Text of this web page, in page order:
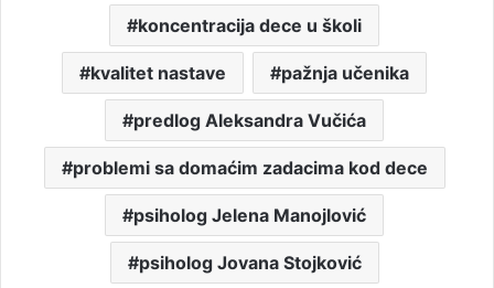
koncentracija dece u školi
kvalitet nastave pažnja učenika
predlog Aleksandra Vučića
problemi sa domaćim zadacima kod dece
psiholog Jelena Manojlović
psiholog Jovana Stojković